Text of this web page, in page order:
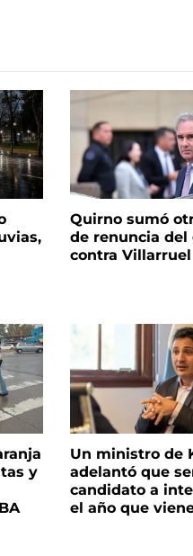
Quirno sumó
de renuncia del
contra Villarruel
y
Un ministro de
adelantó que
candidato a
el año que